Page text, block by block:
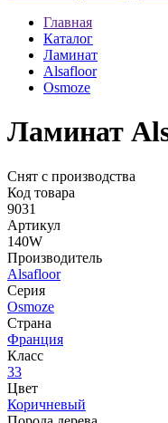
Главная
Каталог
Ламинат
Alsafloor
Osmoze
Ламинат
Снят с производства
Код товара
9031
Артикул
140W
Производитель
Alsafloor
Серия
Osmoze
Страна
Франция
Класс
33
Цвет
Коричневый